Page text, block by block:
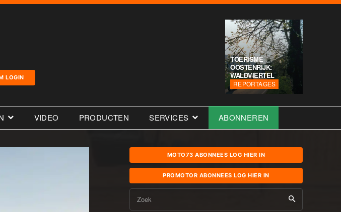
LOGIN
TOERISME
OOSTENRIJK:
WALDVIERTEL
REPORTAGES
VIDEO PRODUCTEN SERVICES ABONNEREN
MOTO73 ABONNEES LOG HIER IN
PROMOTOR ABONNEES LOG HIER IN
Zoek